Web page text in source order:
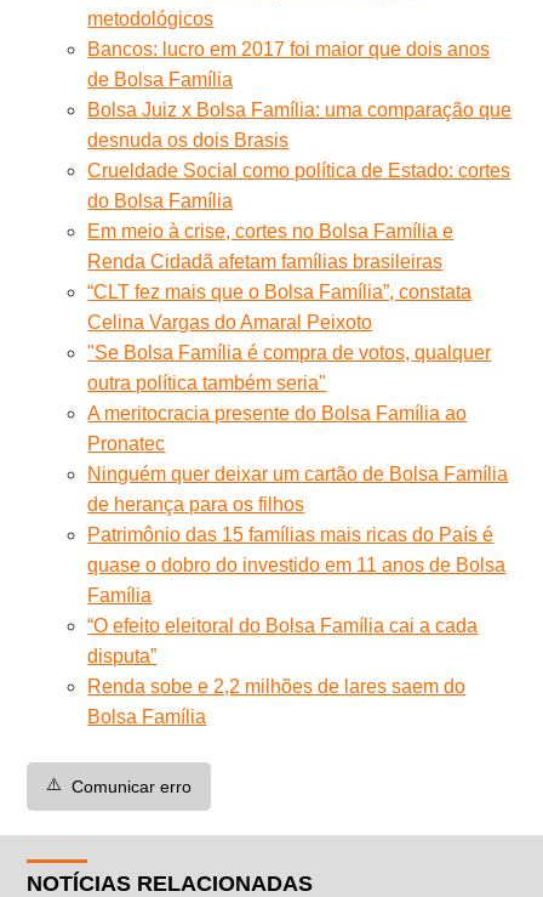
metodológicos
Bancos: lucro em 2017 foi maior que dois anos
de Bolsa Família
Bolsa Juiz x Bolsa Família: uma comparação que
desnuda os dois Brasis
Crueldade Social como política de Estado: cortes
do Bolsa Família
Em meio à crise, cortes no Bolsa Família e
Renda Cidadã afetam famílias brasileiras
“CLT fez mais que o Bolsa Família”, constata
Celina Vargas do Amaral Peixoto
"Se Bolsa Família é compra de votos, qualquer
outra política também seria"
A meritocracia presente do Bolsa Família ao
Pronatec
Ninguém quer deixar um cartão de Bolsa Família
de herança para os filhos
Patrimônio das 15 famílias mais ricas do País é
quase o dobro do investido em 11 anos de Bolsa
Família
“O efeito eleitoral do Bolsa Família cai a cada
disputa”
Renda sobe e 2,2 milhões de lares saem do
Bolsa Família
⚠️ Comunicar erro
NOTÍCIAS RELACIONADAS